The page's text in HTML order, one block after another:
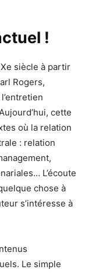
!
siècle à partir
Rogers,
cette
où la relation
: relation
L’écoute
chose à
s’intéresse à
Le simple